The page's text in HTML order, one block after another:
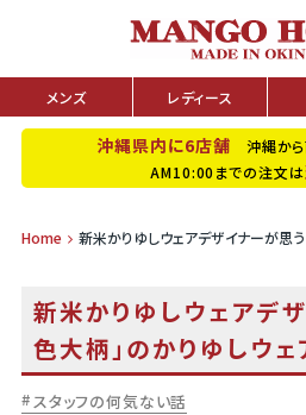
メンズ レディース
沖縄県内に6店舗 沖縄から
AM10:00までの注文は
Home 新米かりゆしウェアデザイナーが思
新米かりゆしウェアデ
色大柄」のかりゆしウェ
スタッフの何気ない話